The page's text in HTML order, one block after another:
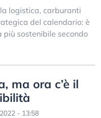
logistica, carburanti
del calendario: è
più sostenibile secondo
ma ora c’è il
- 13:58